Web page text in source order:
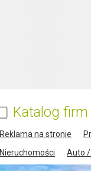
Katalog firm
Reklama na stronie
Nieruchomości
Auto